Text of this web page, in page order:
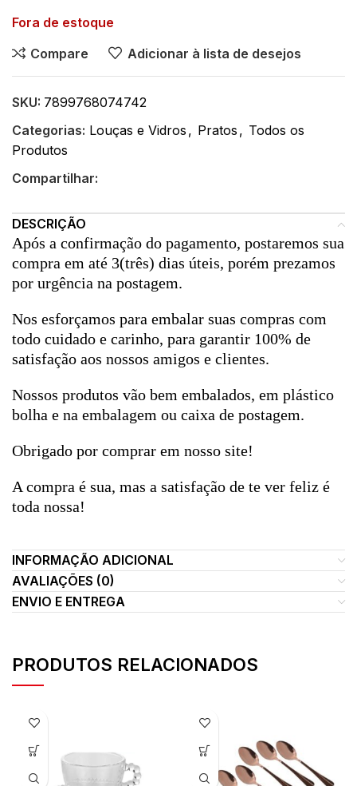
Fora de estoque
Compare
Adicionar à lista de desejos
SKU: 7899768074742
Categorias: Louças e Vidros , Pratos , Todos os
Produtos
Compartilhar:
DESCRIÇÃO
Após a confirmação do pagamento, postaremos sua
compra em até 3(três) dias úteis, porém prezamos
por urgência na postagem.
Nos esforçamos para embalar suas compras com
todo cuidado e carinho, para garantir 100% de
satisfação aos nossos amigos e clientes.
Nossos produtos vão bem embalados, em plástico
bolha e na embalagem ou caixa de postagem.
Obrigado por comprar em nosso site!
A compra é sua, mas a satisfação de te ver feliz é
toda nossa!
INFORMAÇÃO ADICIONAL
AVALIAÇÕES (0)
ENVIO E ENTREGA
PRODUTOS RELACIONADOS